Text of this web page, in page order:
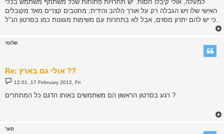
למעלה, אולי קיבלו חסות. יש תחרויות פתוחות שכל משתתף משתמש בכלי
האישי שלו ויש הגבלה רק על אורך הלהב והידית; מחטבים קצרים מאד מקובלים
שלומי
Re: אולי גם בארץ ??
P
o
t
12:01 ,17 February 2012, Fri
רגע בסרטון הראשון הם משתמשים באותו הדגם כל המתחרים ?
סער